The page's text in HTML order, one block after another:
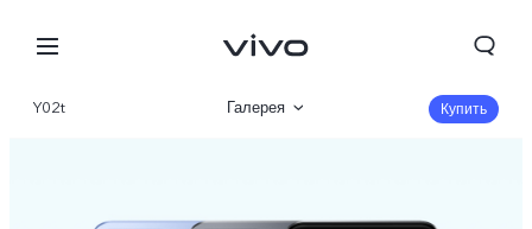
Y02t Галерея
Характеристики
Купить